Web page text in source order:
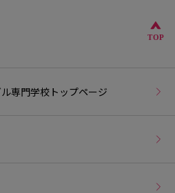
こ
TOP
専門学校トップページ